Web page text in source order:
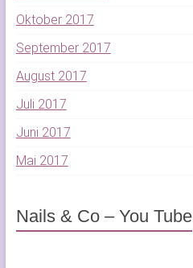
Oktober 2017
September 2017
August 2017
Juli 2017
Juni 2017
Mai 2017
Nails & Co – You Tube